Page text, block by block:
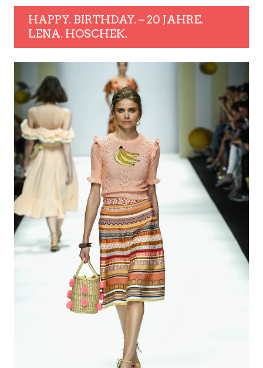
HAPPY. BIRTHDAY. – 20 JAHRE.
LENA. HOSCHEK.